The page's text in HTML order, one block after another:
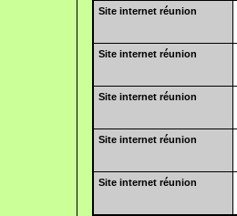
Site internet réunion
Site internet réunion
Site internet réunion
Site internet réunion
Site internet réunion